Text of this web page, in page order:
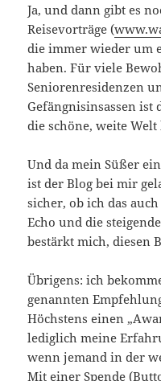
Ja, und dann gibt es
Reisevorträge (
die immer wieder um
haben. Für viele
Seniorenresidenzen
Gefängnisinsassen ist
die schöne, weite
Und da mein Süßer
ist der Blog bei mir
sicher, ob ich das
Echo und die
bestärkt mich, diesen
Übrigens: ich
genannten
Höchstens einen
lediglich meine
wenn jemand in der
Mit einer Spende